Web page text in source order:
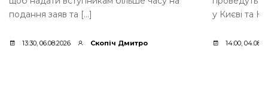
подання заяв та […]
13:30, 06.08.2026 Скопіч Дмитро
у Києві та
14:00,